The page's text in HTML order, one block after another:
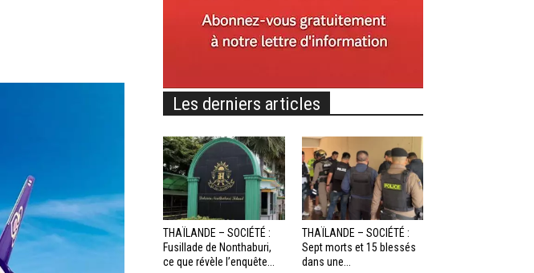
Les derniers articles
THAÏLANDE – SOCIÉTÉ :
Fusillade de Nonthaburi,
ce que révèle l’enquête...
THAÏLANDE – SOCIÉTÉ :
Sept morts et 15 blessés
dans une...